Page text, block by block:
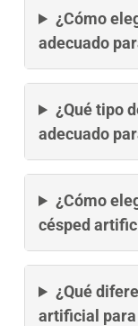
¿Cómo
adecuado
¿Qué tipo
adecuado
¿Cómo
césped
¿Qué
artificial para